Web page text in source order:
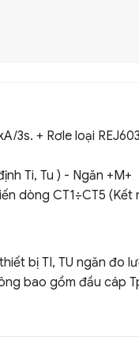
3s. + Rơle loại
Ti, Tu ) - Ngăn +M+
dòng CT1÷CT5
bị TI, TU ngăn đo
bao gồm đầu cáp